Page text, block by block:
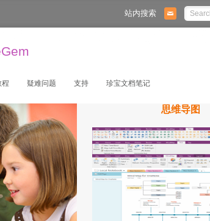
站内搜索
程 疑难问题 支持 珍宝文档笔记
思维导图